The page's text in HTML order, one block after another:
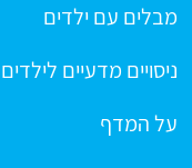
מבלים עם ילדים
ניסויים מדעיים לילדים
על המדף